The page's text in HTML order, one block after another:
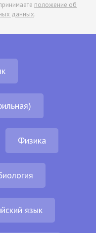
положение об
данных.
Физика
язык